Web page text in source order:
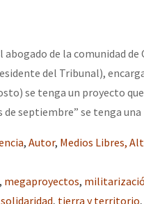
de la comunidad de
del Tribunal),
se tenga un proyecto
septiembre” se tenga
, Autor, Medios Libres,
, megaproyectos,
solidaridad, tierra y territorio,